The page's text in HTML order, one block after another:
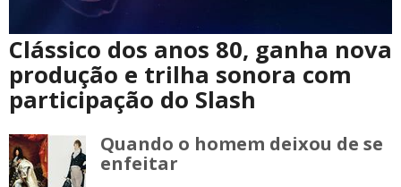
Clássico dos anos 80, ganha nova
produção e trilha sonora com
participação do Slash
Quando o homem deixou de se
enfeitar